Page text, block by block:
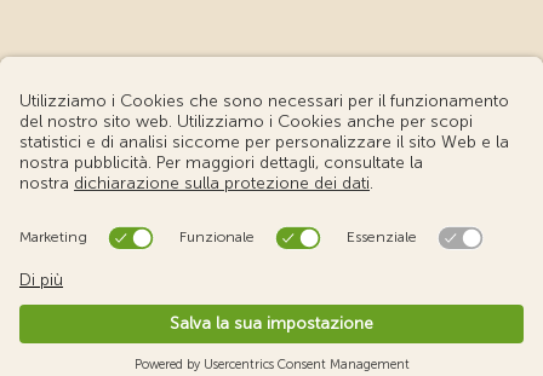
© Touring Club Svizzero
Condizioni d'uso – Informazioni giuridiche
Impostazione cookie